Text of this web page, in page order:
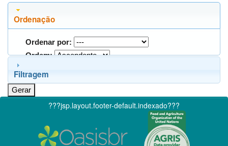
Ordenação
Ordenar por:
Ordem:
Filtragem
???jsp.layout.footer-default.indexado???